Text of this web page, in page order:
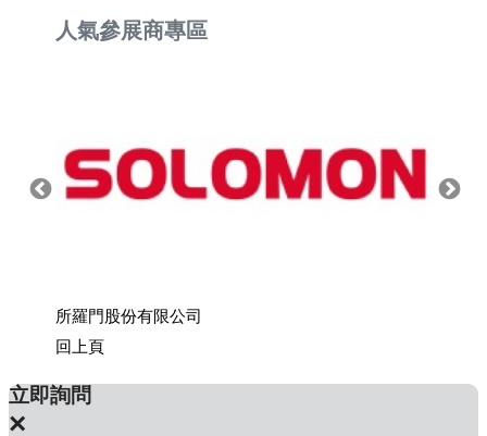
人氣參展商專區
所羅門股份有限公司
回上頁
立即詢問
×